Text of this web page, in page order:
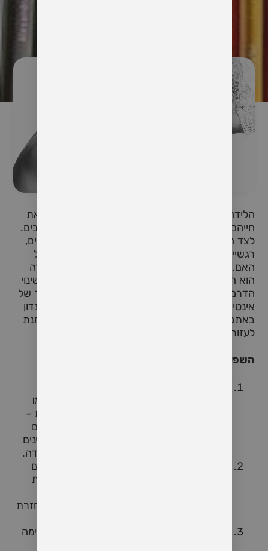
הלידה היא חוויה מרגשת ומטלטלת כאחד, המשנה את
חייהם של בני הזוג ומביאה עימה אתגרי הסתגלות רבים.
לצד השמחה על הגעת התינוק, ישנם גם שינויים פיזיים,
רגשיים ונפשיים שעוברים על שני ההורים, ובמיוחד על
האם. אחד התחומים שעשויים להיפגע בעקבות הלידה
הוא המיניות והאינטימיות הזוגית. לעיתים קרובות, השינוי
הדרמטי במצב המשפחתי מביא להפחתה או להיעדר של
אינטימיות, ולעיתים אף לקשיים במיניות. במאמר זה נדון
באתגרים ובדרכים לשיקום המיניות אחרי לידה, על מנת
לעזור לבני הזוג לחזור לאינטימיות בריאה ומספקת.
השפעות פיזיות ורגשיות על המיניות לאחר לידה
משמעותיים בגופה של האם. החל מתופעות כמו
יובש בנרתיק, כאבים באגן, ועד תשישות כללית –
כל אלו משפיעים על הרצון והיכולת לחזור לקיום
יחסים מיניים. הגוף זקוק לזמן להחלים, והתסמינים
הללו יכולים להימשך מספר חודשים לאחר הלידה.
: לאחר הלידה חלים שינויים
הורמונליים המשפיעים על המיניות. ירידה ברמת
בחשק המיני. בנוסף, ההנקה יכולה לעכב את חזרת
: טיפול בתינוק חדש הוא משימה